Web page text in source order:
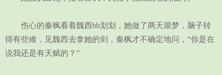
伤心的秦枫看着魏西bb划划，她做了两天噩梦，脑子转
得有些难，见魏西去拿她的剑，秦枫才不确定地问，“你是在
说我还是有天赋的？”